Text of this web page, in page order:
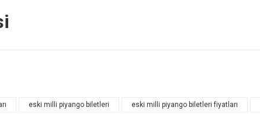
eski milli piyango biletleri eski milli piyango biletleri fiyatları